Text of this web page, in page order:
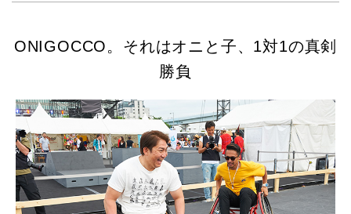
ONIGOCCO。それはオニと子、1対1の真剣
勝負